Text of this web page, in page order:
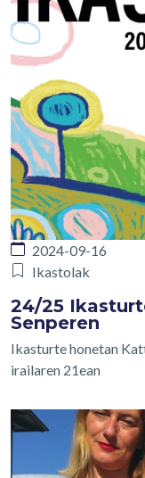
2024-09-16
Ikastolak
24/25
Senperen
Ikasturte honetan
irailaren 21ean